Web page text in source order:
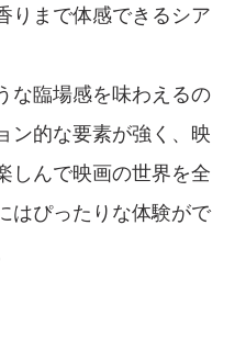
りまで体感できるシア
な臨場感を味わえるの
ン的な要素が強く、映
しんで映画の世界を全
はぴったりな体験がで